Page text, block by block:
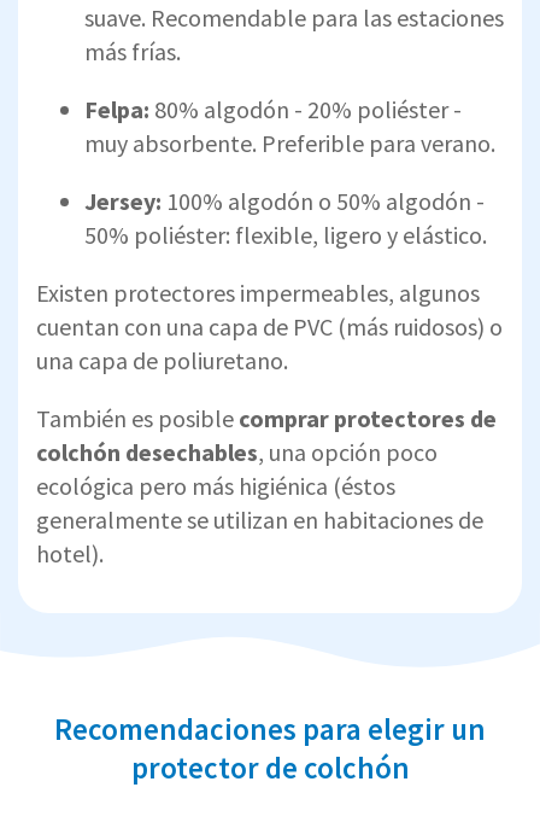
suave. Recomendable para las estaciones
más frías.
Felpa: 80% algodón - 20% poliéster -
muy absorbente. Preferible para verano.
Jersey: 100% algodón o 50% algodón -
50% poliéster: flexible, ligero y elástico.
Existen protectores impermeables, algunos
cuentan con una capa de PVC (más ruidosos) o
una capa de poliuretano.
También es posible comprar protectores de
colchón desechables, una opción poco
ecológica pero más higiénica (éstos
generalmente se utilizan en habitaciones de
hotel).
Recomendaciones para elegir un
protector de colchón